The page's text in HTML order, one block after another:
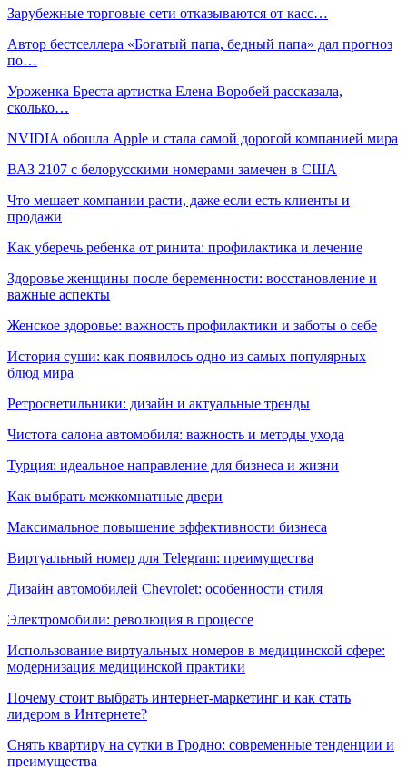
Зарубежные торговые сети отказываются от касс…
Автор бестселлера «Богатый папа, бедный папа» дал прогноз
по…
Уроженка Бреста артистка Елена Воробей рассказала,
сколько…
NVIDIA обошла Apple и стала самой дорогой компанией мира
ВАЗ 2107 с белорусскими номерами замечен в США
Что мешает компании расти, даже если есть клиенты и
продажи
Как уберечь ребенка от ринита: профилактика и лечение
Здоровье женщины после беременности: восстановление и
важные аспекты
Женское здоровье: важность профилактики и заботы о себе
История суши: как появилось одно из самых популярных
блюд мира
Ретросветильники: дизайн и актуальные тренды
Чистота салона автомобиля: важность и методы ухода
Турция: идеальное направление для бизнеса и жизни
Как выбрать межкомнатные двери
Максимальное повышение эффективности бизнеса
Виртуальный номер для Telegram: преимущества
Дизайн автомобилей Chevrolet: особенности стиля
Электромобили: революция в процессе
Использование виртуальных номеров в медицинской сфере:
модернизация медицинской практики
Почему стоит выбрать интернет-маркетинг и как стать
лидером в Интернете?
Снять квартиру на сутки в Гродно: современные тенденции и
преимущества